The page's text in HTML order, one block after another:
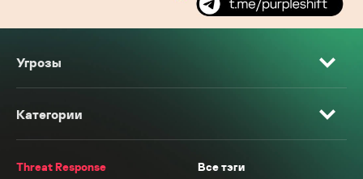
Угрозы
Категории
Threat Response
Все тэги